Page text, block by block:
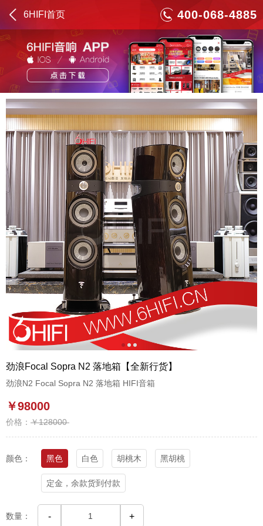
6HIFI首页 400-068-4885
2 3
劲浪Focal Sopra N2 落地箱【全新行货】
劲浪N2 Focal Sopra N2 落地箱 HIFI音箱
￥98000
价格： ￥128000
颜色： 黑色 白色 胡桃木 黑胡桃
定金，余款货到付款
数量： - +